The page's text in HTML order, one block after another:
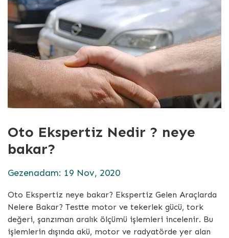
Oto Ekspertiz Nedir ? neye
bakar?
Gezenadam: 19 Nov, 2020
Oto Ekspertiz neye bakar? Ekspertiz Gelen Araçlarda
Nelere Bakar? Testte motor ve tekerlek gücü, tork
değeri, şanzıman aralık ölçümü işlemleri incelenir. Bu
işlemlerin dışında akü, motor ve radyatörde yer alan